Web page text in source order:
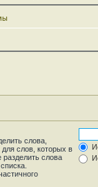
слова,
для слов, которых в
слова